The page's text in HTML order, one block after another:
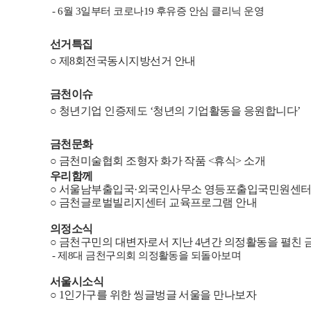
- 6월 3일부터 코로나19 후유증 안심 클리닉 운영
선거특집
○ 제8회전국동시지방선거 안내
금천이슈
○ 청년기업 인증제도 ‘청년의 기업활동을 응원합니다’
금천문화
○ 금천미술협회 조형자 화가 작품 <휴식> 소개
우리함께
○ 서울남부출입국·외국인사무소 영등포출입국민원센
○ 금천글로벌빌리지센터 교육프로그램 안내
의정소식
○ 금천구민의 대변자로서 지난4년간 의정활동을 펼친
-제 8대 금천구의회 의정활동을 되돌아보며
서울시소식
○ 1인가구를 위한 씽글벙글 서울을 만나보자